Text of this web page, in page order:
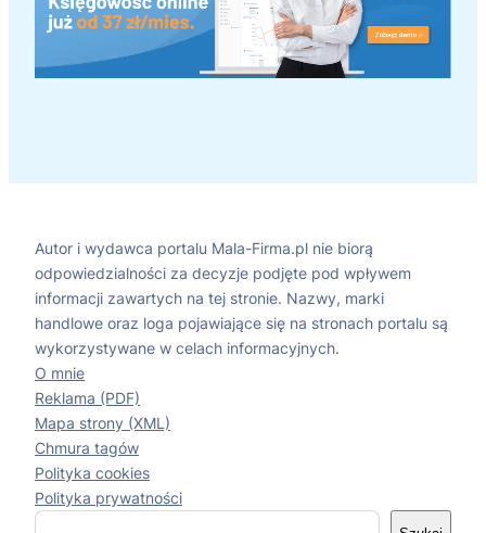
Autor i wydawca portalu Mala-Firma.pl nie biorą
odpowiedzialności za decyzje podjęte pod wpływem
informacji zawartych na tej stronie. Nazwy, marki
handlowe oraz loga pojawiające się na stronach portalu są
wykorzystywane w celach informacyjnych.
O mnie
Reklama (PDF)
Mapa strony (XML)
Chmura tagów
Polityka cookies
Polityka prywatności
S